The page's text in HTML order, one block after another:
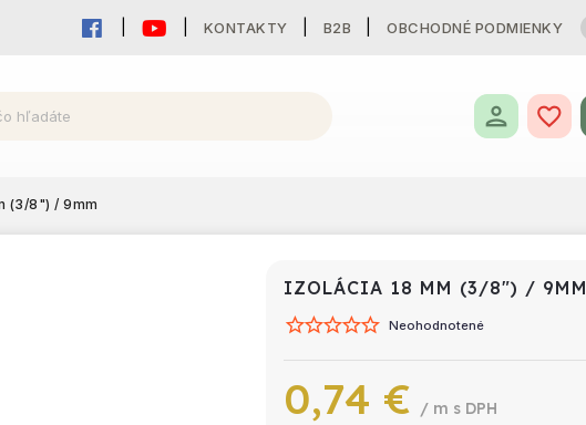
KONTAKTY B2B OBCHODNÉ PODMIENKY
(3/8") / 9mm
IZOLÁCIA 18 MM (3/8") / 9MM
Neohodnotené
0,74 € / m